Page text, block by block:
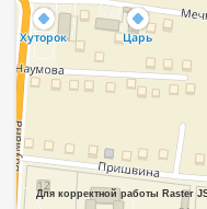
Для корректной работы Raster